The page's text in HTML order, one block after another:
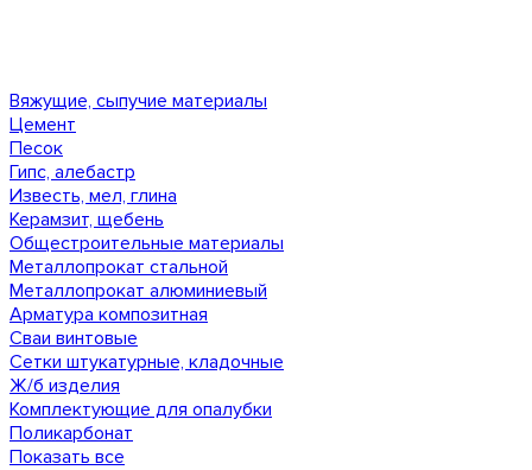
Вяжущие, сыпучие материалы
Цемент
Песок
Гипс, алебастр
Известь, мел, глина
Керамзит, щебень
Общестроительные материалы
Металлопрокат стальной
Металлопрокат алюминиевый
Арматура композитная
Сваи винтовые
Сетки штукатурные, кладочные
Ж/б изделия
Комплектующие для опалубки
Поликарбонат
Показать все